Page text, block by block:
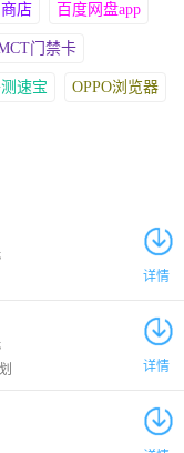
店 百度网盘app
门禁卡
速宝 OPPO浏览器
详情
详情